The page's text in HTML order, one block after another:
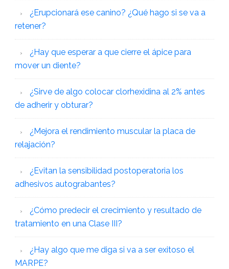
¿Erupcionará ese canino? ¿Qué hago si se va a
retener?
¿Hay que esperar a que cierre el ápice para
mover un diente?
¿Sirve de algo colocar clorhexidina al 2% antes
de adherir y obturar?
¿Mejora el rendimiento muscular la placa de
relajación?
¿Evitan la sensibilidad postoperatoria los
adhesivos autograbantes?
¿Cómo predecir el crecimiento y resultado de
tratamiento en una Clase III?
¿Hay algo que me diga si va a ser exitoso el
MARPE?